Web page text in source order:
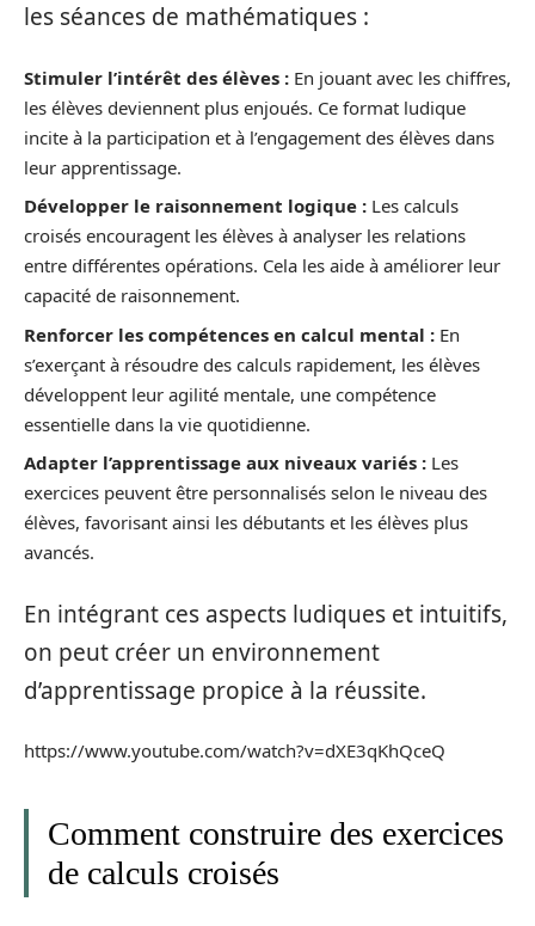
les séances de mathématiques :
Stimuler l’intérêt des élèves : En jouant avec les chiffres,
les élèves deviennent plus enjoués. Ce format ludique
incite à la participation et à l’engagement des élèves dans
leur apprentissage.
Développer le raisonnement logique : Les calculs
croisés encouragent les élèves à analyser les relations
entre différentes opérations. Cela les aide à améliorer leur
capacité de raisonnement.
Renforcer les compétences en calcul mental : En
s’exerçant à résoudre des calculs rapidement, les élèves
développent leur agilité mentale, une compétence
essentielle dans la vie quotidienne.
Adapter l’apprentissage aux niveaux variés : Les
exercices peuvent être personnalisés selon le niveau des
élèves, favorisant ainsi les débutants et les élèves plus
avancés.
En intégrant ces aspects ludiques et intuitifs,
on peut créer un environnement
d’apprentissage propice à la réussite.
https://www.youtube.com/watch?v=dXE3qKhQceQ
Comment construire des exercices
de calculs croisés